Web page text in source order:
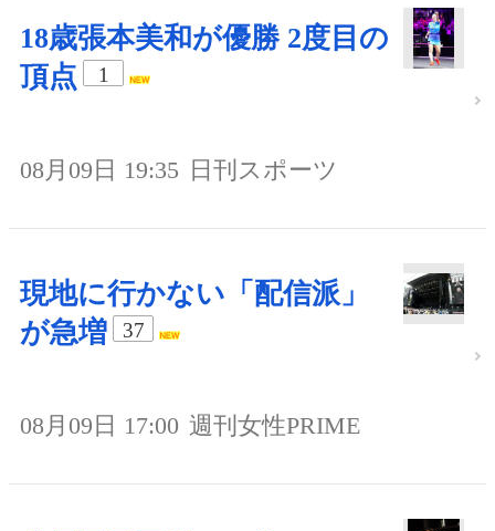
18歳張本美和が優勝 2度目の
頂点
1
08月09日 19:35 日刊スポーツ
現地に行かない「配信派」
が急増
37
08月09日 17:00 週刊女性PRIME